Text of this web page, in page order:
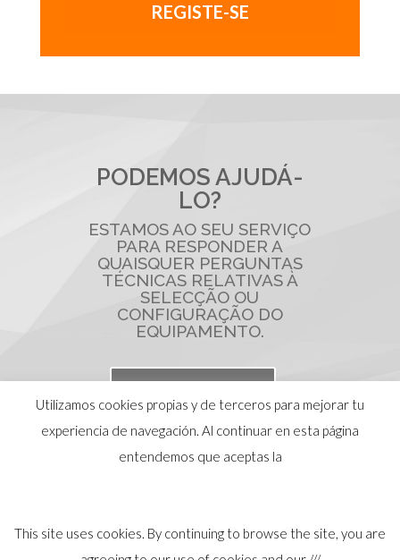
REGISTE-SE
PODEMOS AJUDÁ-
LO?
ESTAMOS AO SEU SERVIÇO
PARA RESPONDER A
QUAISQUER PERGUNTAS
TÉCNICAS RELATIVAS À
SELECÇÃO OU
CONFIGURAÇÃO DO
EQUIPAMENTO.
© 2026 Distribuidor oficial Eliwell en España y
Utilizamos cookies propias y de terceros para mejorar tu
experiencia de navegación. Al continuar en esta página
entendemos que aceptas la
This site uses cookies. By continuing to browse the site, you are